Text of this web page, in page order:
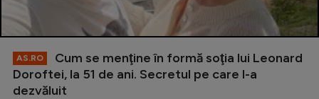
AS.RO
Cum se menţine în formă soţia lui Leonard
Doroftei, la 51 de ani. Secretul pe care l-a
dezvăluit